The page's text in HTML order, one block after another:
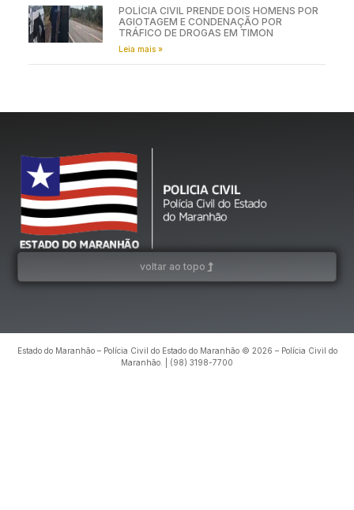
POLÍCIA CIVIL PRENDE DOIS HOMENS POR
AGIOTAGEM E CONDENAÇÃO POR
TRÁFICO DE DROGAS EM TIMON
Leia mais »
voltar ao topo
Estado do Maranhão – Polícia Civil do Estado do Maranhão © 2026 – Polícia Civil do
Maranhão. | (98) 3198-7700